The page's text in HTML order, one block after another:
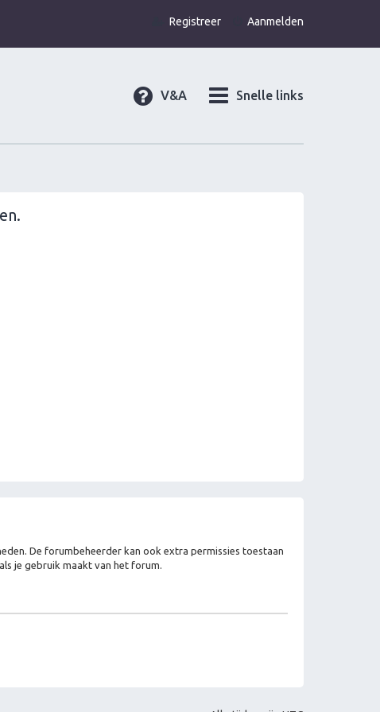
Aanmelden
Registreer
Snelle links
V&A
De forumbeheerder kan ook extra permissies toestaan
je gebruik maakt van het forum.